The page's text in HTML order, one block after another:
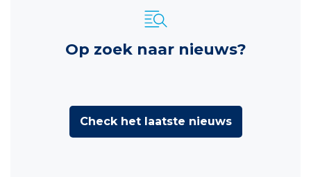
Op zoek naar nieuws?
Check het laatste nieuws